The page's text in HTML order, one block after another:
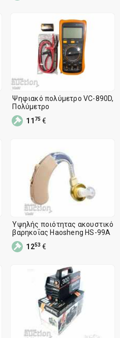
Ψηφιακό πολύμετρο VC-890D,
Πολύμετρο
11 75 €
Υψηλής ποιότητας ακουστικό
βαρηκοΐας Haosheng HS-99A
1253 €